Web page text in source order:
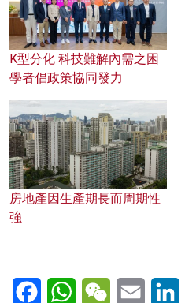
K型分化 科技難解內需之困
學者倡政策協同發力
房地產因生產期長而周期性
強
FacebookWhatsAppWeChatEmail